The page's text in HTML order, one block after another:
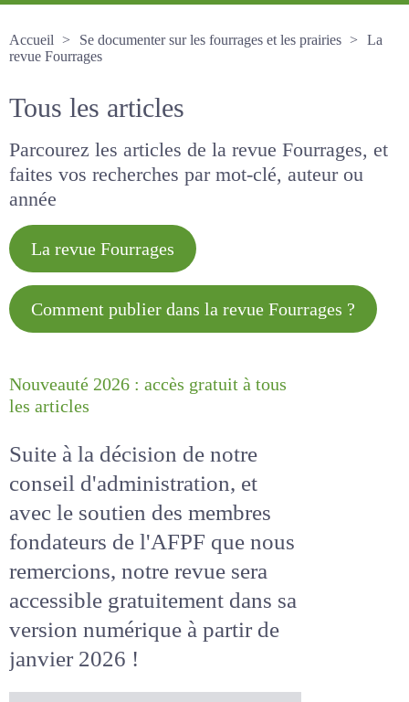
Accueil
Se documenter sur les fourrages et les prairies
La revue Fourrages
Tous les articles
Parcourez les articles de la revue Fourrages, et
faites vos recherches par mot-clé, auteur ou
année
La revue Fourrages
Comment publier dans la revue
Nouveauté 2026 : accès gratuit à
Suite à la décision de notre
conseil d'administration, et
avec le soutien des membres
fondateurs de l'AFPF que nous
remercions, notre revue sera
accessiblegratuitementdans
sa version numérique
de janvier 2026 !